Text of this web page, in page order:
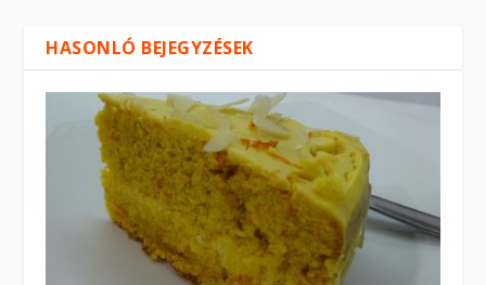
HASONLÓ BEJEGYZÉSEK